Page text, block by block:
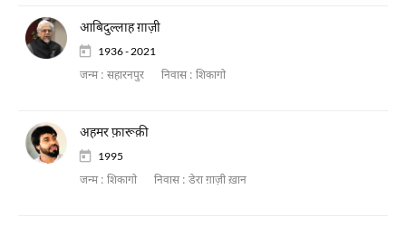
आबिदुल्लाह ग़ाज़ी
1936 - 2021
जन्म : सहारनपुर निवास : शिकागो
अहमर फ़ारूक़ी
1995
जन्म : शिकागो निवास : डेरा ग़ाज़ी ख़ान